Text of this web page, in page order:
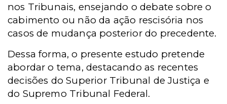
nos Tribunais, ensejando o debate sobre o
cabimento ou não da ação rescisória nos
casos de mudança posterior do precedente.
Dessa forma, o presente estudo pretende
abordar o tema, destacando as recentes
decisões do Superior Tribunal de Justiça e
do Supremo Tribunal Federal.